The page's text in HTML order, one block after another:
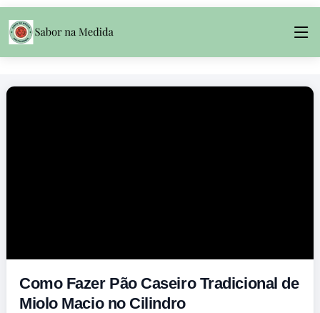
Como Fazer Pão Caseiro Tradicional de
Miolo Macio no Cilindro